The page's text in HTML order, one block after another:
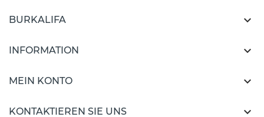
BURKALIFA 
INFORMATION 
MEIN KONTO 
KONTAKTIEREN SIE UNS 